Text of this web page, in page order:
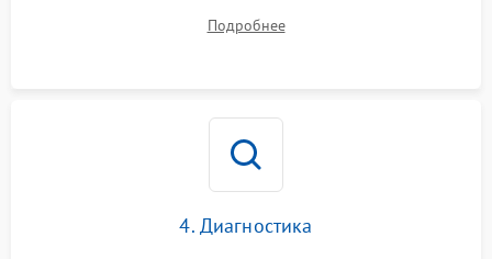
Подробнее
4. Диагностика